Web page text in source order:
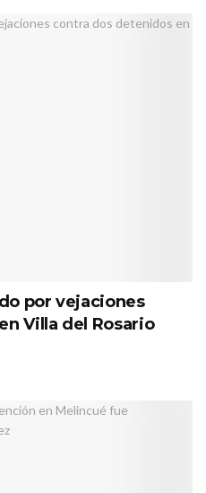
por vejaciones
Villa del Rosario